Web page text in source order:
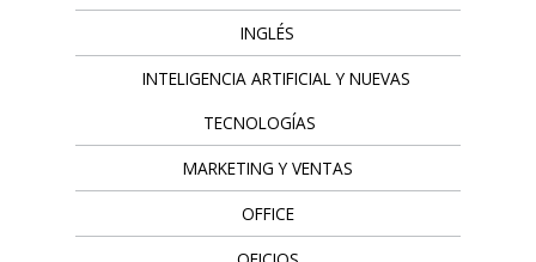
INGLÉS
INTELIGENCIA ARTIFICIAL Y NUEVAS
TECNOLOGÍAS
MARKETING Y VENTAS
OFFICE